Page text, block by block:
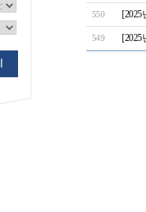
550
549